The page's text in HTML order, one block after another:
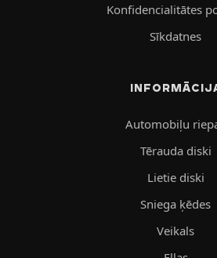
Konfidencialitātes
Sīkdatnes
Automobiļu
Tērauda diski
Lietie diski
Sniega ķēdes
Veikals